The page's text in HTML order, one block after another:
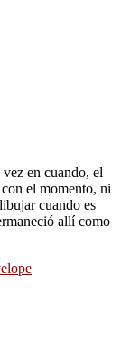
en cuando, el
el momento, ni
cuando es
allí como